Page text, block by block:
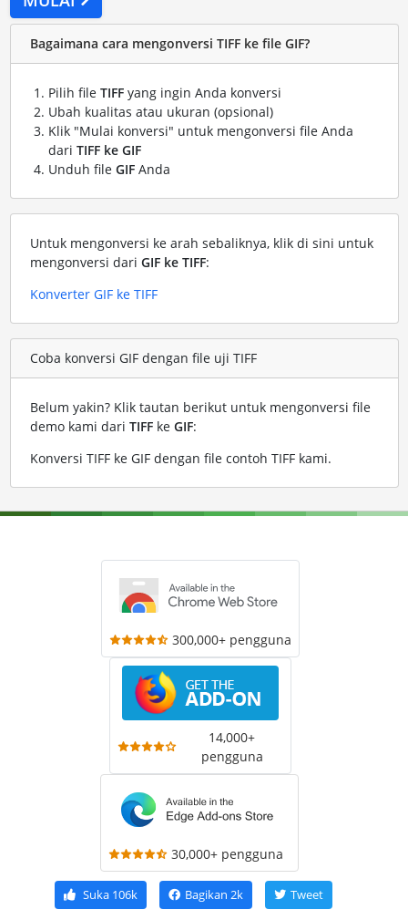
Bagaimana cara mengonversi TIFF ke file GIF?
Pilih file TIFFyang ingin Anda konversi
Ubah kualitas atau ukuran (opsional)
Klik "Mulai konversi" untuk mengonversi file Anda
dari TIFF ke GIF
Unduh file GIFAnda
Untuk mengonversi ke arah sebaliknya, klik di sini untuk
mengonversi dari GIF ke TIFF:
Konverter GIF ke TIFF
Coba konversi GIF dengan file uji TIFF
Belum yakin? Klik tautan berikut untuk mengonversi file
demo kami dari TIFFke GIF:
Konversi TIFF ke GIF dengan file contoh TIFF kami.
300,000+ pengguna
14,000+
pengguna
30,000+ pengguna
Suka106k Bagikan 2k Tweet